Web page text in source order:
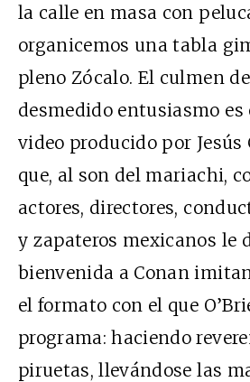
la calle en masa con
organicemos una tabla
pleno Zócalo. El culmen
desmedido entusiasmo es
video producido por Jesús
que, al son del mariachi,
actores, directores,
y zapateros mexicanos le
bienvenida a Conan
el formato con el que
programa: haciendo
piruetas, llevándose las